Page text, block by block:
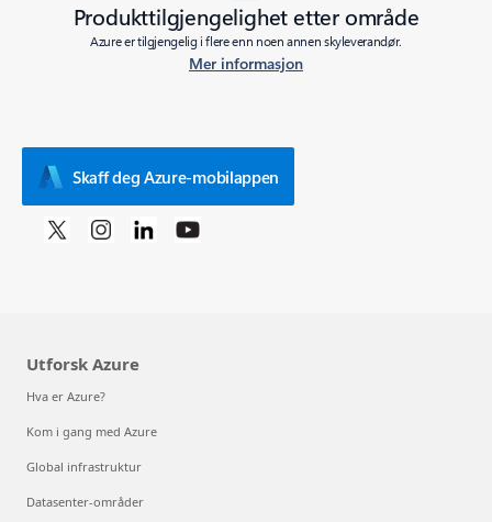
Produkttilgjengelighet etter område
Azure er tilgjengelig i flere enn noen annen skyleverandør.
Mer informasjon
Skaff deg Azure-mobilappen
Utforsk Azure
Hva er Azure?
Kom i gang med Azure
Global infrastruktur
Datasenter-områder